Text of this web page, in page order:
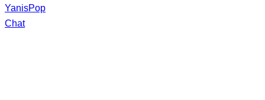
YanisPop
Chat